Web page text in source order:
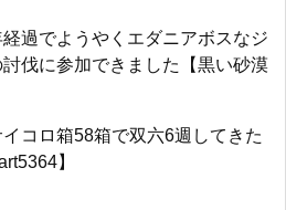
過でようやくエダニアボスなジ
討伐に参加できました【黒い砂漠
コロ箱58箱で双六6週してきた
】